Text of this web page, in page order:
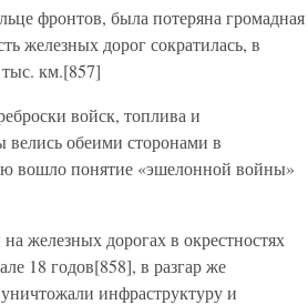
фронтов, была потеряна громадная
железных дорог сократилась, в
км.[857]
войск, топлива и
велись обеими сторонами в
вошло понятие «эшелонной войны»
железных дорогах в окрестностях
18 годов[858], в разгар же
инфраструктуру и